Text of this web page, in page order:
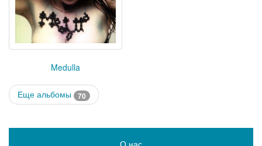
Medulla
Еще альбомы 70